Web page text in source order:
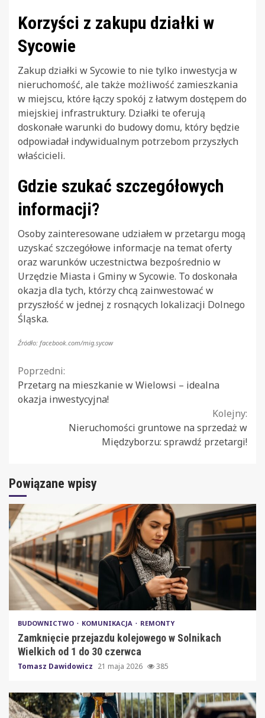
Korzyści z zakupu działki w
Sycowie
Zakup działki w Sycowie to nie tylko inwestycja w
nieruchomość, ale także możliwość zamieszkania
w miejscu, które łączy spokój z łatwym dostępem do
miejskiej infrastruktury. Działki te oferują
doskonałe warunki do budowy domu, który będzie
odpowiadał indywidualnym potrzebom przyszłych
właścicieli.
Gdzie szukać szczegółowych
informacji?
Osoby zainteresowane udziałem w przetargu mogą
uzyskać szczegółowe informacje na temat oferty
oraz warunków uczestnictwa bezpośrednio w
Urzędzie Miasta i Gminy w Sycowie. To doskonała
okazja dla tych, którzy chcą zainwestować w
przyszłość w jednej z rosnących lokalizacji Dolnego
Śląska.
Źródło: facebook.com/mig.sycow
Continue
Reading
Poprzedni:
Przetarg na mieszkanie w Wielowsi – idealna
okazja inwestycyjna!
Kolejny:
Nieruchomości gruntowe na sprzedaż w
Międzyborzu: sprawdź przetargi!
Powiązane wpisy
BUDOWNICTWO KOMUNIKACJA REMONTY
Zamknięcie przejazdu kolejowego w Solnikach
Wielkich od 1 do 30 czerwca
Tomasz Dawidowicz 21 maja 2026 385